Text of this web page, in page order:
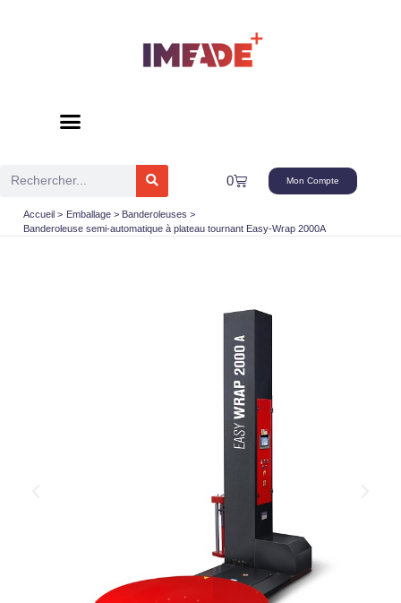
Rechercher 0
Panier Mon Compte
Accueil Emballage
Banderoleuses
Banderoleuse semi-automatique à plateau tournant Easy-Wrap 2000A